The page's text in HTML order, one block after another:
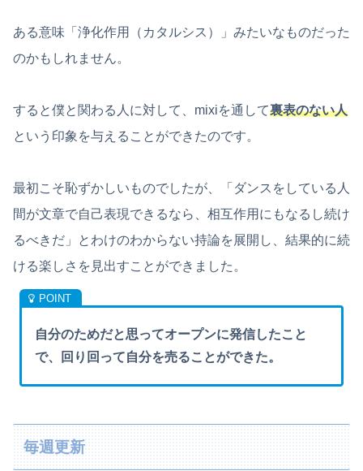
ある意味「浄化作用（カタルシス）」みたいなものだった
のかもしれません。
すると僕と関わる人に対して、mixiを通して裏表のない人
という印象を与えることができたのです。
最初こそ恥ずかしいものでしたが、「ダンスをしている人
間が文章で自己表現できるなら、相互作用にもなるし続け
るべきだ」とわけのわからない持論を展開し、結果的に続
ける楽しさを見出すことができました。
自分のためだと思ってオープンに発信したこと
で、回り回って自分を売ることができた。
毎週更新